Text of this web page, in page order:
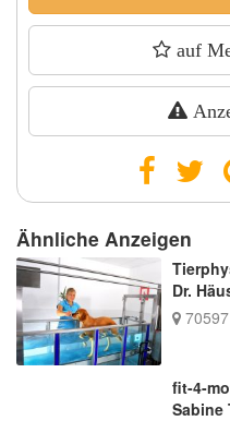
auf
Ähnliche Anzeigen
Dr.
fit-4-
Sabine